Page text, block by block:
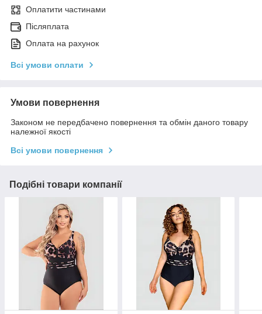
Оплатити частинами
Післяплата
Оплата на рахунок
Всі умови оплати
Умови повернення
Законом не передбачено повернення та обмін даного товару
належної якості
Всі умови повернення
Подібні товари компанії